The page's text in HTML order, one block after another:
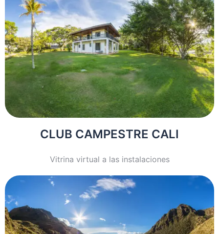
CLUB CAMPESTRE CALI
Vitrina virtual a las instalaciones